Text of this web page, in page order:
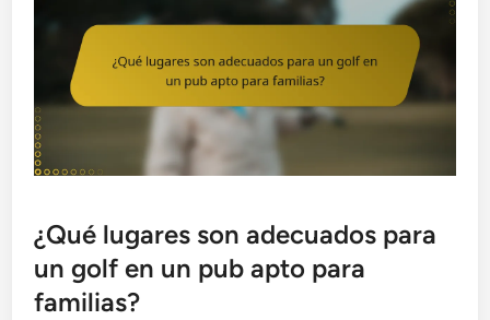
¿Qué lugares son adecuados para
un golf en un pub apto para
familias?